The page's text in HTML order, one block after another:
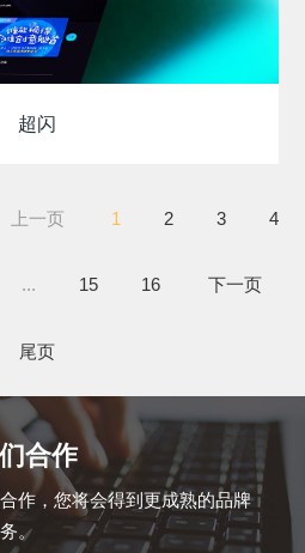
超闪
上一页 1 2 3 4
... 15 16 下一页
尾页
合作
作，您将会得到更成熟的品牌
。